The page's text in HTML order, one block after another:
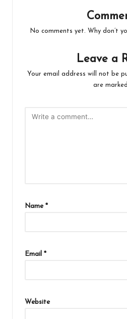
No comments yet. Why don’t
Leave a
Your email address will not be
are marked
Name *
Email *
Website